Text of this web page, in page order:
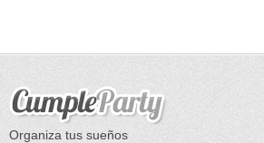
Organiza tus sueños